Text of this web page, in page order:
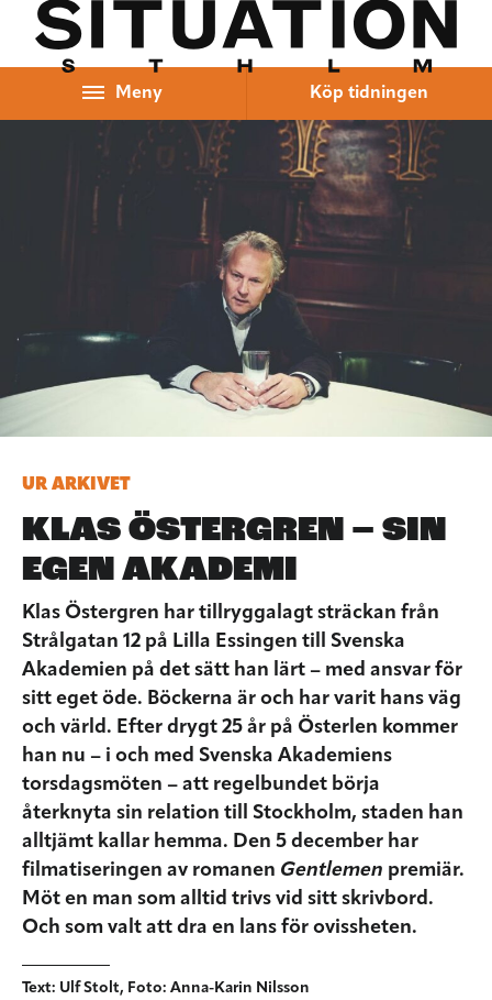
Hoppa till innehåll
Meny Köp tidningen
UR ARKIVET
KLAS ÖSTERGREN – SIN
EGEN AKADEMI
Klas Östergren har tillryggalagt sträckan från
Strålgatan 12 på Lilla Essingen till Svenska
Akademien på det sätt han lärt – med ansvar för
sitt eget öde. Böckerna är och har varit hans väg
och värld. Efter drygt 25 år på Österlen kommer
han nu – i och med Svenska Akademiens
torsdagsmöten – att regelbundet börja
återknyta sin relation till Stockholm, staden han
alltjämt kallar hemma. Den 5 december har
filmatiseringen av romanen Gentlemen premiär.
Möt en man som alltid trivs vid sitt skrivbord.
Och som valt att dra en lans för ovissheten.
Text: Ulf Stolt, Foto: Anna-Karin Nilsson